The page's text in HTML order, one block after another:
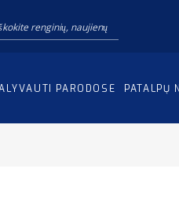
PARODOSE PATALPŲ